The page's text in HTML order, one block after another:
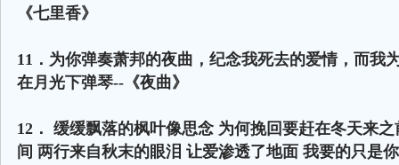
《七里香》
11．为你弹奏萧邦的夜曲，纪念我死去的爱情，而我
在月光下弹琴--《夜曲》
12． 缓缓飘落的枫叶像思念 为何挽回要赶在冬天来
间 两行来自秋末的眼泪 让爱渗透了地面 我要的只是